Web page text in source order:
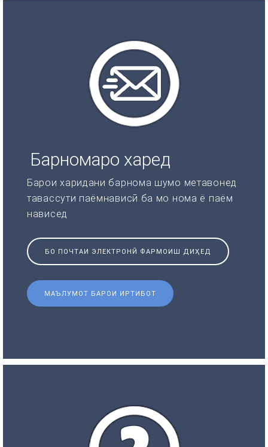
Барномаро харед
Барои харидани барнома шумо метавонед
тавассути паёмнависӣ ба мо нома ё паём
нависед
БО ПОЧТАИ ЭЛЕКТРОНӢ ФАРМОИШ ДИҲЕД
МАЪЛУМОТ БАРОИ ИРТИБОТ